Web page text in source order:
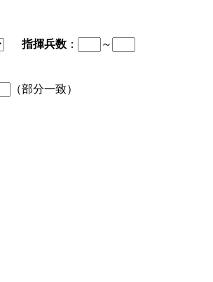
指揮兵数 ：
～
（部分一致）